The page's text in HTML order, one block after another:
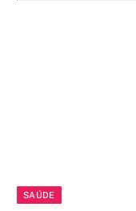
SAÚDE